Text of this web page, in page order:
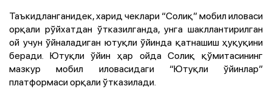
Таъкидланганидек, харид чеклари “Солиқ” мобил иловаси
орқали рўйхатдан ўтказилганда, унга шакллантирилган
ой учун ўйналадиган ютуқли ўйинда қатнашиш ҳуқуқини
беради. Ютуқли ўйин ҳар ойда Солиқ қўмитасининг
мазкур мобил иловасидаги “Ютуқли ўйинлар”
платформаси орқали ўтказилади.